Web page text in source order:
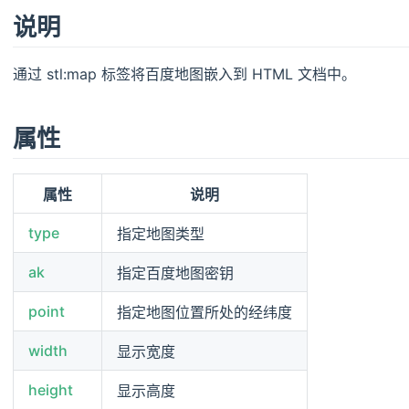
说明
通过 stl:map 标签将百度地图嵌入到 HTML 文档中。
属性
属性 说明
type 指定地图类型
ak 指定百度地图密钥
point 指定地图位置所处的经纬度
width 显示宽度
height 显示高度